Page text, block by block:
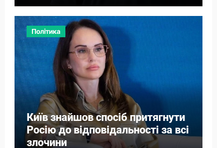
Політика
Київ знайшов спосіб притягнути
Росію до відповідальності за всі
злочини